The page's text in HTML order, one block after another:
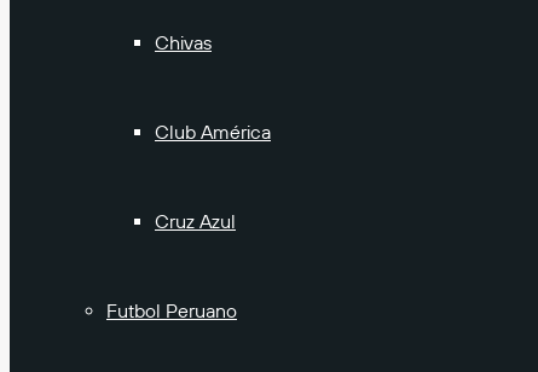
Chivas
Club América
Cruz Azul
Futbol Peruano